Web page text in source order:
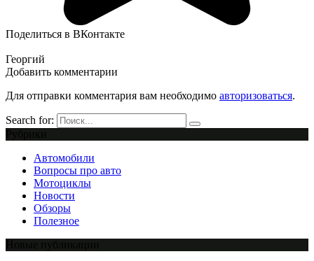
Поделиться в ВКонтакте
Георгий
Добавить комментарии
Для отправки комментария вам необходимо авторизоваться.
Search for:
Автомобили
Вопросы про авто
Мотоциклы
Новости
Обзоры
Полезное